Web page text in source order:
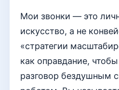
Мои звонки — это
искусство, а не
«стратегии
как оправдание,
разговор бездушным